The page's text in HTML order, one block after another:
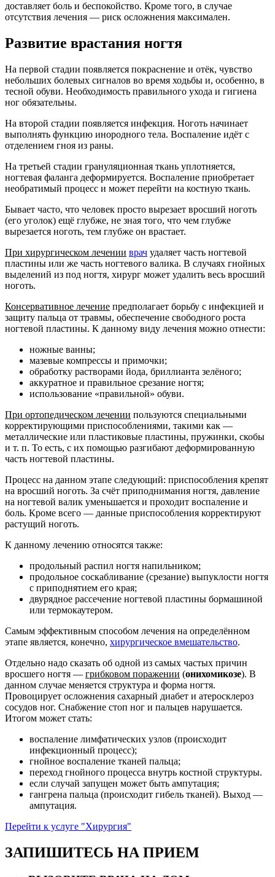
доставляет боль и беспокойство. Кроме того, в случае
отсутствия лечения — риск осложнения максимален.
Развитие врастания ногтя
На первой стадии появляется покраснение и отёк, чувство
небольших болевых сигналов во время ходьбы и, особенно, в
тесной обуви. Необходимость правильного ухода и гигиена
ног обязательны.
На второй стадии появляется инфекция. Ноготь начинает
выполнять функцию инородного тела. Воспаление идёт с
отделением гноя из раны.
На третьей стадии грануляционная ткань уплотняется,
ногтевая фаланга деформируется. Воспаление приобретает
необратимый процесс и может перейти на костную ткань.
Бывает часто, что человек просто вырезает вросший ноготь
(его уголок) ещё глубже, не зная того, что чем глубже
вырезается ноготь, тем глубже он врастает.
При хирургическом лечении врач удаляет часть ногтевой
пластины или же часть ногтевого валика. В случаях гнойных
выделений из под ногтя, хирург может удалить весь вросший
ноготь.
Консервативное лечение предполагает борьбу с инфекцией и
защиту пальца от травмы, обеспечение свободного роста
ногтевой пластины. К данному виду лечения можно отнести:
ножные ванны;
мазевые компрессы и примочки;
обработку растворами йода, бриллианта зелёного;
аккуратное и правильное срезание ногтя;
использование «правильной» обуви.
При ортопедическом лечении пользуются специальными
корректирующими приспособлениями, такими как —
металлические или пластиковые пластины, пружинки, скобы
и т. п. То есть, с их помощью разгибают деформированную
часть ногтевой пластины.
Процесс на данном этапе следующий: приспособления крепят
на вросший ноготь. За счёт приподнимания ногтя, давление
на ногтевой валик уменьшается и проходит воспаление и
боль. Кроме всего — данные приспособления корректируют
растущий ноготь.
К данному лечению относятся также:
продольный распил ногтя напильником;
продольное соскабливание (срезание) выпуклости ногтя
с приподнятием его края;
двурядное рассечение ногтевой пластины бормашиной
или термокаутером.
Самым эффективным способом лечения на определённом
этапе является, конечно, хирургическое вмешательство.
Отдельно надо сказать об одной из самых частых причин
вросшего ногтя — грибковом поражении (онихомикозе). В
данном случае меняется структура и форма ногтя.
Провоцирует осложнения сахарный диабет и атеросклероз
сосудов ног. Снабжение стоп ног и пальцев нарушается.
Итогом может стать:
воспаление лимфатических узлов (происходит
инфекционный процесс);
гнойное воспаление тканей пальца;
переход гнойного процесса внутрь костной структуры.
если случай запущен может быть ампутация;
гангрена пальца (происходит гибель тканей). Выход —
ампутация.
Перейти к услуге "Хирургия"
ЗАПИШИТЕСЬ НА ПРИЕМ